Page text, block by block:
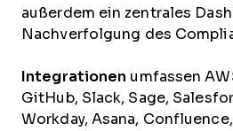
außerdem ein zentrales
Nachverfolgung des
Integrationen umfassen
GitHub, Slack, Sage,
Workday, Asana,